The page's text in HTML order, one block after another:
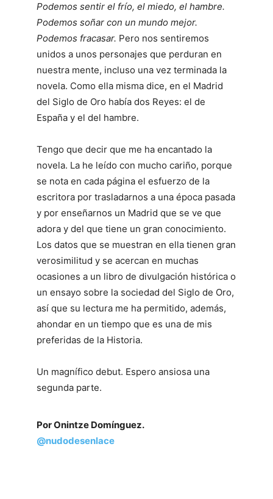
Podemos sentir el frío, el miedo, el hambre.
Podemos soñar con un mundo mejor.
Podemos fracasar. Pero nos sentiremos
unidos a unos personajes que perduran en
nuestra mente, incluso una vez terminada la
novela. Como ella misma dice, en el Madrid
del Siglo de Oro había dos Reyes: el de
España y el del hambre.
Tengo que decir que me ha encantado la
novela. La he leído con mucho cariño, porque
se nota en cada página el esfuerzo de la
escritora por trasladarnos a una época pasada
y por enseñarnos un Madrid que se ve que
adora y del que tiene un gran conocimiento.
Los datos que se muestran en ella tienen gran
verosimilitud y se acercan en muchas
ocasiones a un libro de divulgación histórica o
un ensayo sobre la sociedad del Siglo de Oro,
así que su lectura me ha permitido, además,
ahondar en un tiempo que es una de mis
preferidas de la Historia.
Un magnífico debut. Espero ansiosa una
segunda parte.
Por Onintze Domínguez.
@nudodesenlace